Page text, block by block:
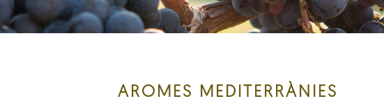
AROMES MEDITERRÀNIES